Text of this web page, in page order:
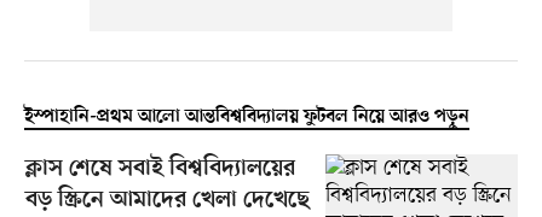
ইস্পাহানি-প্রথম আলো আন্তবিশ্ববিদ্যালয় ফুটবল নিয়ে আরও পড়ুন
ক্লাস শেষে সবাই বিশ্ববিদ্যালয়ের
বড় স্ক্রিনে আমাদের খেলা দেখেছে